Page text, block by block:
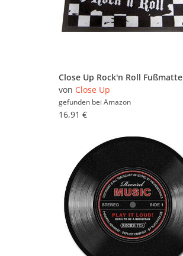
Close Up Rock'n Roll Fußmatte
von Close Up
gefunden bei Amazon
16,91 €